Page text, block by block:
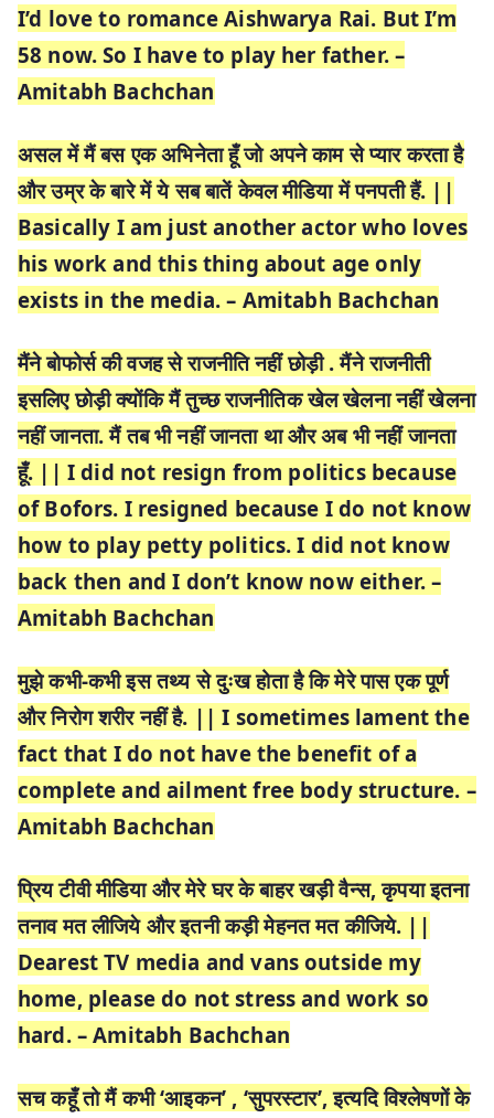
I’d love to romance Aishwarya Rai. But I’m
58 now. So I have to play her father. –
Amitabh Bachchan
असल में मैं बस एक अभिनेता हूँ जो अपने काम से प्यार करता है
और उम्र के बारे में ये सब बातें केवल मीडिया में पनपती हैं. ||
Basically I am just another actor who loves
his work and this thing about age only
exists in the media. – Amitabh Bachchan
मैंने बोफोर्स की वजह से राजनीति नहीं छोड़ी . मैंने राजनीती
इसलिए छोड़ी क्योंकि मैं तुच्छ राजनीतिक खेल खेलना नहीं खेलना
नहीं जानता. मैं तब भी नहीं जानता था और अब भी नहीं जानता
हूँ. || I did not resign from politics because
of Bofors. I resigned because I do not know
how to play petty politics. I did not know
back then and I don’t know now either. –
Amitabh Bachchan
मुझे कभी-कभी इस तथ्य से दुःख होता है कि मेरे पास एक पूर्ण
और निरोग शरीर नहीं है. || I sometimes lament the
fact that I do not have the benefit of a
complete and ailment free body structure. –
Amitabh Bachchan
प्रिय टीवी मीडिया और मेरे घर के बाहर खड़ी वैन्स, कृपया इतना
तनाव मत लीजिये और इतनी कड़ी मेहनत मत कीजिये. ||
Dearest TV media and vans outside my
home, please do not stress and work so
hard. – Amitabh Bachchan
सच कहूँ तो मैं कभी ‘आइकन’ , ‘सुपरस्टार’, इत्यदि विश्लेषणों के